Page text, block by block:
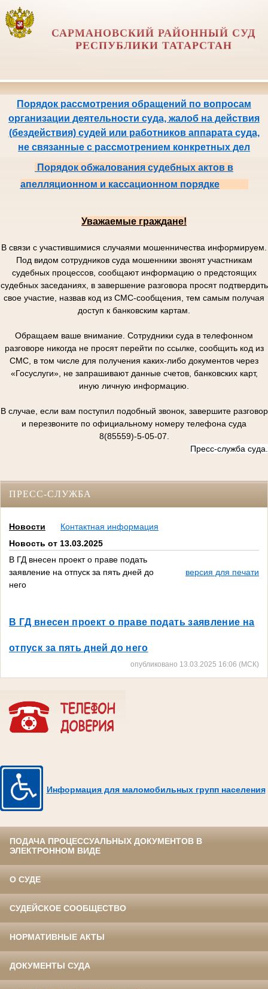
САРМАНОВСКИЙ РАЙОННЫЙ СУД
РЕСПУБЛИКИ ТАТАРСТАН
Порядок рассмотрения обращений по вопросам
организации деятельности суда, жалоб на действия
(бездействия) судей или работников аппарата суда,
не связанные с рассмотрением конкретных дел
Порядок обжалования судебных актов в
апелляционном и кассационном порядке
Уважаемые граждане!
В связи с участившимися случаями мошенничества информируем.
Под видом сотрудников суда мошенники звонят участникам
судебных процессов, сообщают информацию о предстоящих
судебных заседаниях, в завершение разговора просят подтвердить
свое участие, назвав код из СМС-сообщения, тем самым получая
доступ к банковским картам.
Обращаем ваше внимание. Сотрудники суда в телефонном
разговоре никогда не просят перейти по ссылке, сообщить код из
СМС, в том числе для получения каких-либо документов через
«Госуслуги», не запрашивают данные счетов, банковских карт,
иную личную информацию.
В случае, если вам поступил подобный звонок, завершите разговор
и перезвоните по официальному номеру телефона суда
8(85559)-5-05-07.
Пресс-служба суда.
ПРЕСС-СЛУЖБА
Новости
Контактная информация
Новость от 13.03.2025
В ГД внесен проект о праве подать
заявление на отпуск за пять дней до
него
версия для печати
В ГД внесен проект о праве подать заявление на
отпуск за пять дней до него
опубликовано 13.03.2025 16:06 (МСК)
Информация для маломобильных групп населения
ПОДАЧА ПРОЦЕССУАЛЬНЫХ ДОКУМЕНТОВ В
ЭЛЕКТРОННОМ ВИДЕ
О СУДЕ
СУДЕЙСКОЕ СООБЩЕСТВО
НОРМАТИВНЫЕ АКТЫ
ДОКУМЕНТЫ СУДА